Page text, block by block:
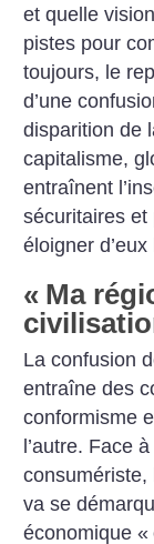
et quelle
pistes pour
toujours, le
d’une
disparition de
capitalisme,
entraînent
sécuritaires et
éloigner
« Ma
La confusion
entraîne des
conformisme
l’autre. Face
consumériste,
va se
économique «